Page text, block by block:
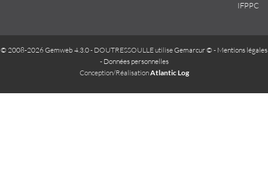
IFPPC
© 2008-2026 Gemweb 4.3.0- DOUTRESSOULLE utiliseGemarcur © - Mentions légales
- Données personnelles
Conception/RéalisationAtlantic Log